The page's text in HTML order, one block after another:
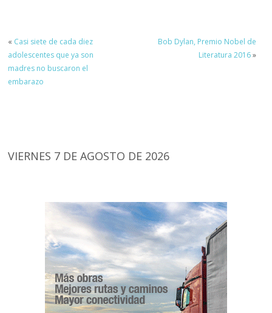
« Casi siete de cada diez
adolescentes que ya son
madres no buscaron el
embarazo
Bob Dylan, Premio Nobel de
Literatura 2016»
VIERNES 7 DE AGOSTO DE 2026